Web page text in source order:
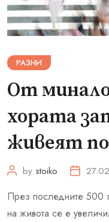
РАЗНИ
От
хората
живеят
by stoiko
През последните 500
на живота се е